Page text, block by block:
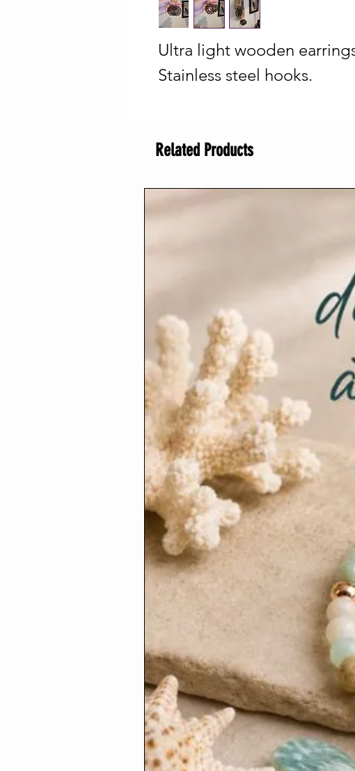
Ultra light wooden
Stainless steel hooks.
Related Products